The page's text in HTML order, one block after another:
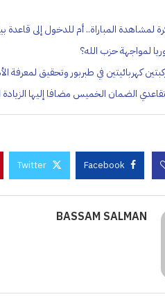
لمشاهدة المباراة.. أم للدخول إلى قاعدة
لمواجهة حزب الله؟
كهربائيتين في طبربور وتحقيق لمعرفة
الضمان الخميس مضافا إليها الزيادة
Facebook
Twitter
BASSAM SALMAN